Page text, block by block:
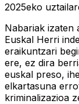
2025eko
Nabariak izaten
Euskal Herri
eraikuntzari
ere, ez dira
euskal preso,
elkartasuna
kriminalizazioa